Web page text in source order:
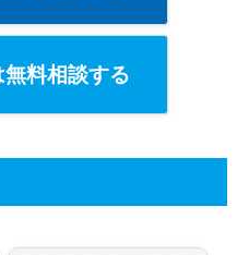
無料相談する